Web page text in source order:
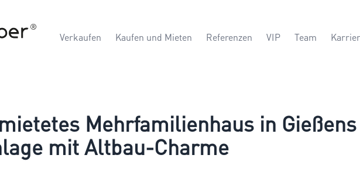
Verkaufen Kaufen und Mieten Referenzen VIP Team
Mehrfamilienhaus in
mit Altbau-Charme